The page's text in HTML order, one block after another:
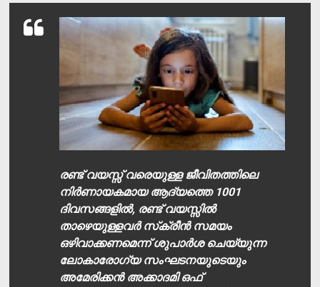
രണ്ട് വയസ്സ് വരെയുള്ള ജീവിതത്തിലെ
നിര്‍ണായകമായ ആദ്യത്തെ 1001
ദിവസങ്ങളില്‍, രണ്ട് വയസ്സില്‍
താഴെയുള്ളവര്‍ സ്‌ക്രീന്‍ സമയം
ഒഴിവാക്കണമെന്ന് ശുപാര്‍ശ ചെയ്യുന്ന
ലോകാരോഗ്യ സംഘടനയുടെയും
അമേരിക്കന്‍ അക്കാദമി ഒഫ്